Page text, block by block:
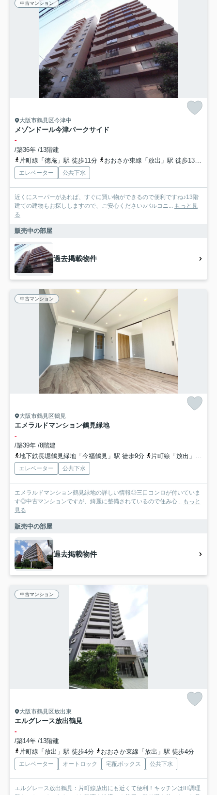
中古マンション
大阪市鶴見区今津中
メゾンドール今津パークサイド
-
/築36年 /13階建
片町線「徳庵」駅 徒歩11分
おおさか東線「放出」駅 徒歩13分
エレベーター 公共下水
近くにスーパーがあれば、すぐに買い物ができるので便利ですね♪13階
建ての建物もお探ししますので、ご安心ください♪バルコニ... もっと見
る
販売中の部屋
過去掲載物件
中古マンション
大阪市鶴見区鶴見
エメラルドマンション鶴見緑地
-
/築39年 /8階建
地下鉄長堀鶴見緑地「今福鶴見」駅 徒歩9分
片町線「放出」駅 徒歩17分
エレベーター 公共下水
エメラルドマンション鶴見緑地の詳しい情報◎三口コンロが付いていま
す◎中古マンションですが、綺麗に整備されているので住み心... もっと
見る
販売中の部屋
過去掲載物件
中古マンション
大阪市鶴見区放出東
エルグレース放出鶴見
-
/築14年 /13階建
片町線「放出」駅 徒歩4分
おおさか東線「放出」駅 徒歩4分
エレベーター オートロック 宅配ボックス 公共下水
エルグレース放出鶴見：片町線放出にも近くて便利！キッチンはIH調理